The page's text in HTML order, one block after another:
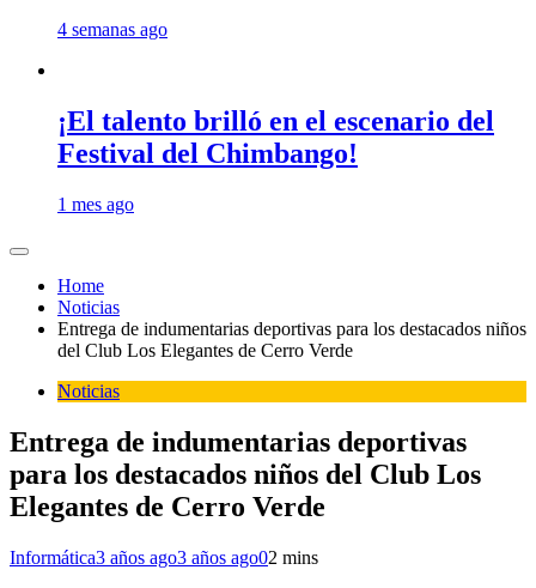
4 semanas ago
¡El talento brilló en el escenario del
Festival del Chimbango!
1 mes ago
Home
Noticias
Entrega de indumentarias deportivas para los destacados niños
del Club Los Elegantes de Cerro Verde
Noticias
Entrega de indumentarias deportivas
para los destacados niños del Club Los
Elegantes de Cerro Verde
Informática3 años ago3 años ago02 mins